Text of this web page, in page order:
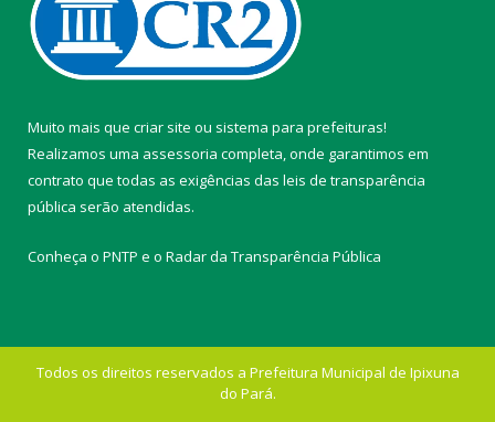
Muito mais que criar site ou sistema para prefeituras!
Realizamos uma assessoria completa, onde garantimos em
contrato que todas as exigências das leis de transparência
pública serão atendidas.
Conheça o PNTP e o Radar da Transparência Pública
Todos os direitos reservados a Prefeitura Municipal de Ipixuna
do Pará.